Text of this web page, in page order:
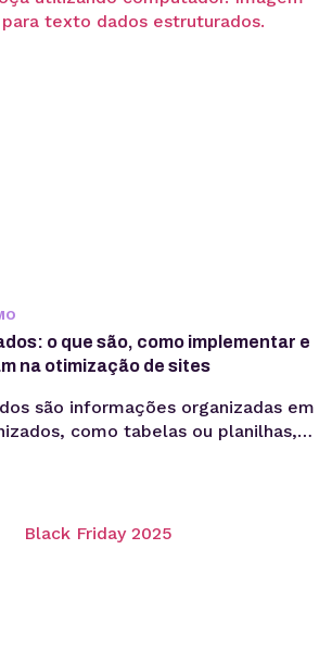
importantes para empresas que
o que são, como implementar e
na otimização de sites
são informações organizadas em
como tabelas ou planilhas,
sistemas interpretem e
e integração entre diferentes